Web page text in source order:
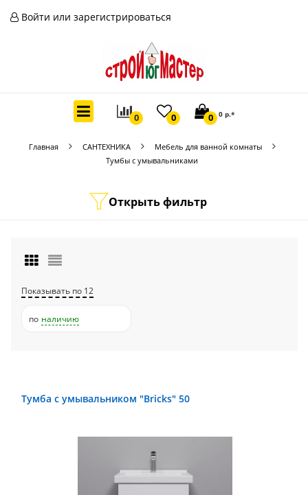
Войти или зарегистрироваться
0 0 0 0 р.*
Главная САНТЕХНИКА
Мебель для ванной комнаты
Тумбы с умывальниками
Открыть фильтр
Показывать по 12
по наличию
Тумба с умывальником "Bricks" 50